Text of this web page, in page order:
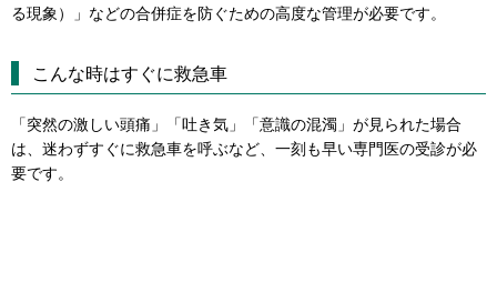
る現象）」などの合併症を防ぐための高度な管理が必要です。
こんな時はすぐに救急車
「突然の激しい頭痛」「吐き気」「意識の混濁」が見られた場合
は、迷わずすぐに救急車を呼ぶなど、一刻も早い専門医の受診が必
要です。